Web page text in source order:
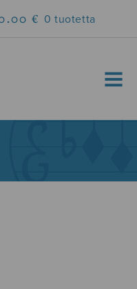
€ 0 tuotetta
MENU